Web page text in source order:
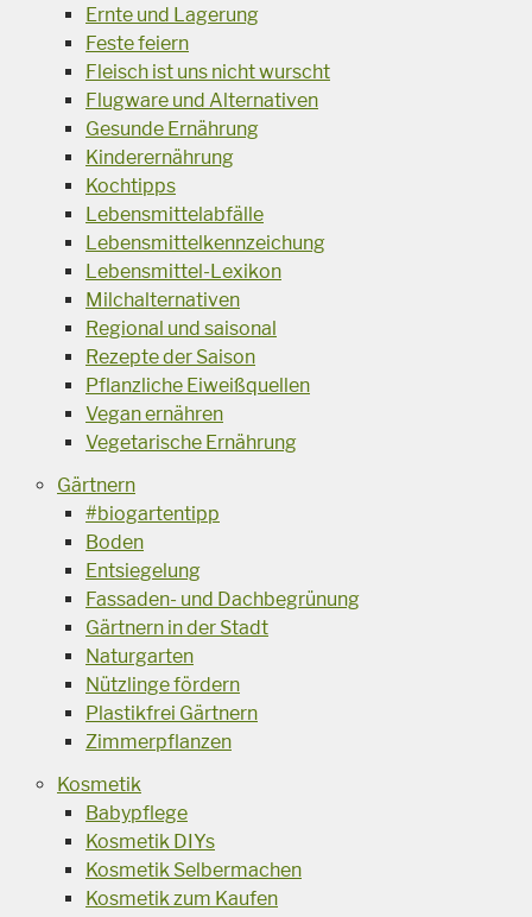
Ernte und Lagerung
Feste feiern
Fleisch ist uns nicht wurscht
Flugware und Alternativen
Gesunde Ernährung
Kinderernährung
Kochtipps
Lebensmittelabfälle
Lebensmittelkennzeichung
Lebensmittel-Lexikon
Milchalternativen
Regional und saisonal
Rezepte der Saison
Pflanzliche Eiweißquellen
Vegan ernähren
Vegetarische Ernährung
Gärtnern
#biogartentipp
Boden
Entsiegelung
Fassaden- und Dachbegrünung
Gärtnern in der Stadt
Naturgarten
Nützlinge fördern
Plastikfrei Gärtnern
Zimmerpflanzen
Kosmetik
Babypflege
Kosmetik DIYs
Kosmetik Selbermachen
Kosmetik zum Kaufen